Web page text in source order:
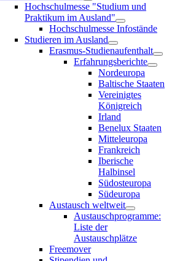
Hochschulmesse "Studium und
Praktikum im Ausland"
Hochschulmesse Infostände
Studieren im Ausland
Erasmus-Studienaufenthalt
Erfahrungsberichte
Nordeuropa
Baltische Staaten
Vereinigtes
Königreich
Irland
Benelux Staaten
Mitteleuropa
Frankreich
Iberische
Halbinsel
Südosteuropa
Südeuropa
Austausch weltweit
Austauschprogramme:
Liste der
Austauschplätze
Freemover